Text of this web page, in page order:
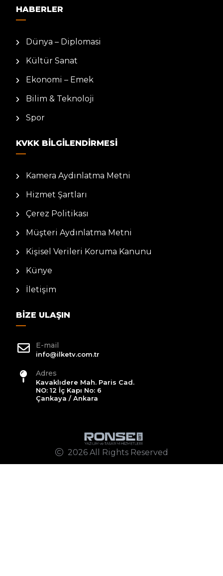
HABERLER
Dünya – Diplomasi
Kültür Sanat
Ekonomi – Emek
Bilim & Teknoloji
Spor
KVKK BILGILENDIRMESI
Kamera Aydınlatma Metni
Hizmet Şartları
Çerez Politikası
Müşteri Aydınlatma Metni
Kişisel Verileri Koruma Kanunu
Künye
İletişim
BIZE ULAŞIN
E-mail
info@ilketv.com.tr
Adres
Kavaklıdere Mah. Paris Cad.
NO: 12 İç Kapı No: 6
Çankaya / Ankara
2026 All Rights Reserved